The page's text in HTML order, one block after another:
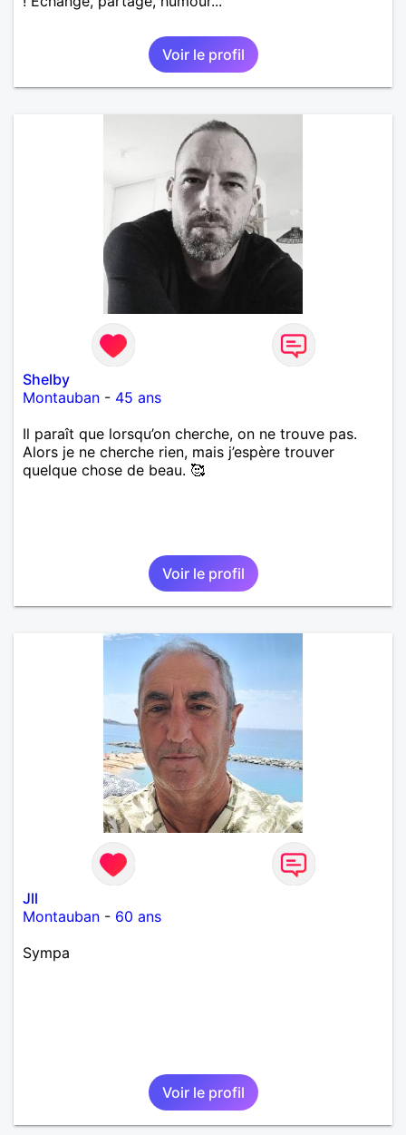
Voir le profil
Shelby
Montauban - 45 ans
Il paraît que lorsqu’on cherche, on ne trouve pas.
Alors je ne cherche rien, mais j’espère trouver
quelque chose de beau. 🥰
Voir le profil
Jll
Montauban - 60 ans
Sympa
Voir le profil